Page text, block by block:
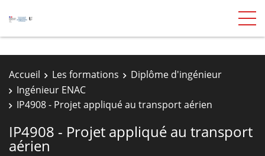
Accueil Les formations
Diplôme d'ingénieur
Ingénieur ENAC
IP4908 - Projet appliqué au transport aérien
IP4908 - Projet appliqué au transport
aérien